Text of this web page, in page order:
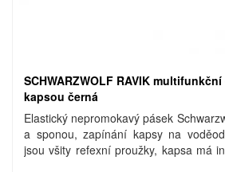
SCHWARZWOLF RAVIK
kapsou černá
Elastický nepromokavý pásek
a sponou, zapínání kapsy na
jsou všity refexní proužky, kapsa má